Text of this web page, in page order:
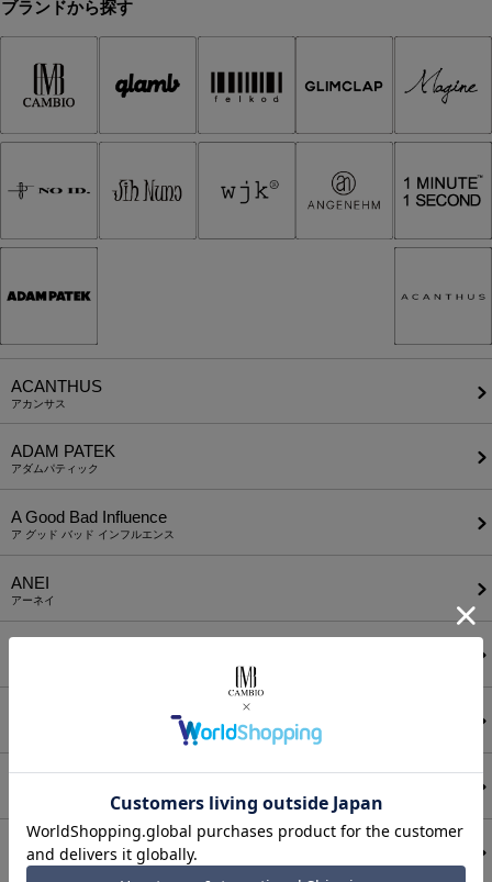
ブランドから探す
ACANTHUS
アカンサス
ADAM PATEK
アダムパティック
A Good Bad Influence
ア グッド バッド インフルエンス
ANEI
アーネイ
ATTACHMENT
アタッチメント